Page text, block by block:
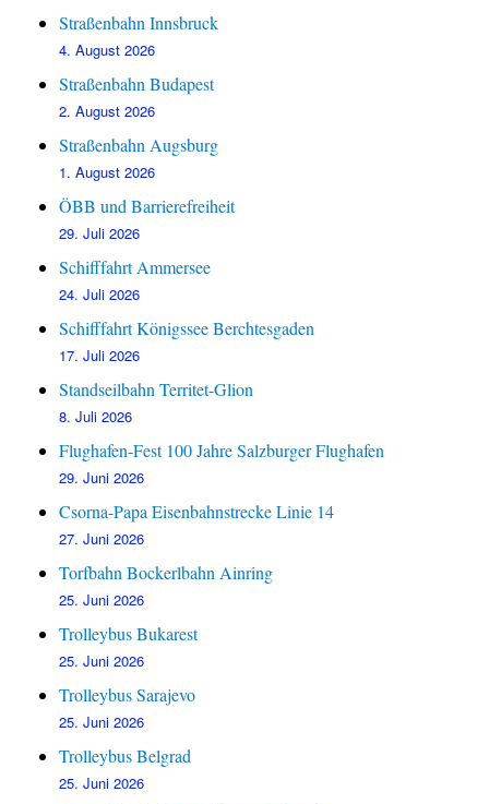
Straßenbahn Innsbruck
4. August 2026
Straßenbahn Budapest
2. August 2026
Straßenbahn Augsburg
1. August 2026
ÖBB und Barrierefreiheit
29. Juli 2026
Schifffahrt Ammersee
24. Juli 2026
Schifffahrt Königssee Berchtesgaden
17. Juli 2026
Standseilbahn Territet-Glion
8. Juli 2026
Flughafen-Fest 100 Jahre Salzburger Flughafen
29. Juni 2026
Csorna-Papa Eisenbahnstrecke Linie 14
27. Juni 2026
Torfbahn Bockerlbahn Ainring
25. Juni 2026
Trolleybus Bukarest
25. Juni 2026
Trolleybus Sarajevo
25. Juni 2026
Trolleybus Belgrad
25. Juni 2026